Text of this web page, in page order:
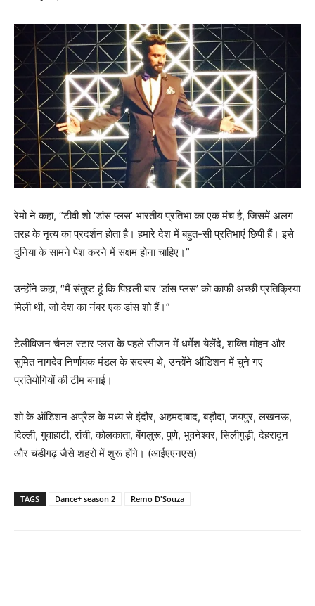
रेमो ने कहा, “टीवी शो ‘डांस प्लस’ भारतीय प्रतिभा का एक मंच है, जिसमें अलग
तरह के नृत्य का प्रदर्शन होता है। हमारे देश में बहुत-सी प्रतिभाएं छिपी हैं। इसे
दुनिया के सामने पेश करने में सक्षम होना चाहिए।”
उन्होंने कहा, “मैं संतुष्ट हूं कि पिछली बार ‘डांस प्लस’ को काफी अच्छी प्रतिक्रिया
मिली थी, जो देश का नंबर एक डांस शो हैं।”
टेलीविजन चैनल स्टार प्लस के पहले सीजन में धर्मेश येलेंदे, शक्ति मोहन और
सुमित नागदेव निर्णायक मंडल के सदस्य थे, उन्होंने ऑडिशन में चुने गए
प्रतियोगियों की टीम बनाई।
शो के ऑडिशन अप्रैल के मध्य से इंदौर, अहमदाबाद, बड़ौदा, जयपुर, लखनऊ,
दिल्ली, गुवाहाटी, रांची, कोलकाता, बेंगलुरू, पुणे, भुवनेश्वर, सिलीगुड़ी, देहरादून
और चंडीगढ़ जैसे शहरों में शुरू होंगे। (आईएएनएस)
TAGS Dance+ season 2 Remo D'Souza